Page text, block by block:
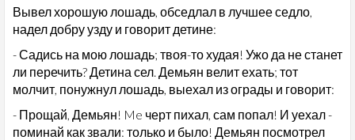
Вывел хорошую лошадь, обседлал в лучшее седло,
надел добру узду и говорит детине:
- Садись на мою лошадь; твоя-то худая! Ужо да не станет
ли перечить? Детина сел. Демьян велит ехать; тот
молчит, понужнул лошадь, выехал из ограды и говорит:
- Прощай, Демьян! Me черт пихал, сам попал! И уехал -
поминай как звали: только и было! Демьян посмотрел